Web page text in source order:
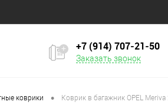
+7 (914) 707‒21‒50
Заказать звонок
коврики • Коврик в багажник OPEL